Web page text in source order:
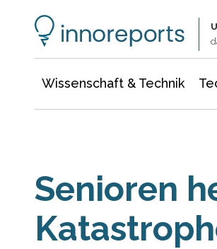
Wissenschaft & Technik
Senioren